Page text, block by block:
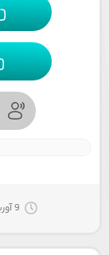
9 آوریل 2024